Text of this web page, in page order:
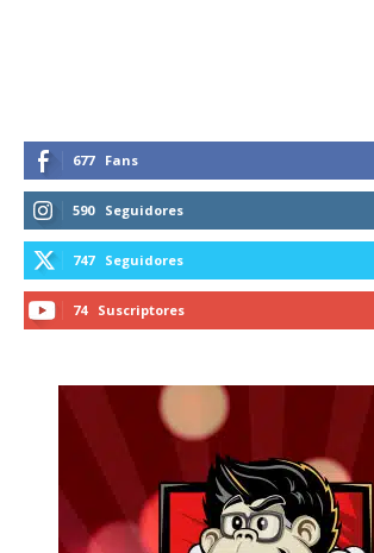
receive all the news of vaping
tobacco harm reduction in your
677 Fans
590 Seguidores
747 Seguidores
74 Suscriptores